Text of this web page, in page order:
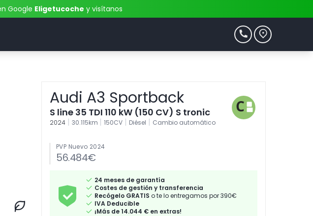
Google Eligetucoche y visítanos
Audi A3 Sportback
S line 35 TDI 110 kW (150 CV) S tronic
2024 | 30.115km | 150CV | Diésel | Cambio automático
PVP Nuevo 2024
56.484€
24 meses de garantía
Costes de gestión y transferencia
Recógelo GRATIS o te lo entregamos por 390€
IVA Deducible
¡Más de 14.044 € en extras!